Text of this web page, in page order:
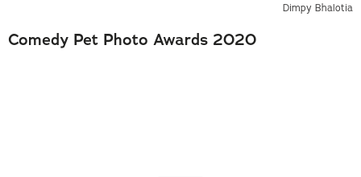
Dimpy Bhalotia
Comedy Pet Photo Awards 2020